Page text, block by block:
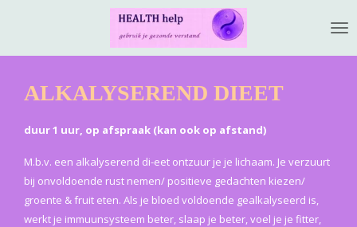
naar
hoofdinhoud
ALKALYSEREND DIEET
duur 1 uur, op afspraak (kan ook op afstand)
M.b.v. een alkalyserend di-eet ontzuur je je lichaam. Je verzuurt
bij onvoldoende rust nemen/ positieve gedachten kiezen/
groente & fruit eten. Als je bloed voldoende gealkalyseerd is,
werkt je immuunsysteem beter, slaap je beter, voel je je fitter,